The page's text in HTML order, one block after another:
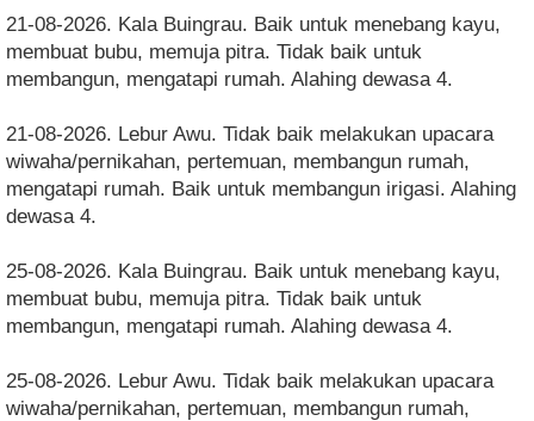
21-08-2026. Kala Buingrau. Baik untuk menebang kayu,
membuat bubu, memuja pitra. Tidak baik untuk
membangun, mengatapi rumah. Alahing dewasa 4.
21-08-2026. Lebur Awu. Tidak baik melakukan upacara
wiwaha/pernikahan, pertemuan, membangun rumah,
mengatapi rumah. Baik untuk membangun irigasi. Alahing
dewasa 4.
25-08-2026. Kala Buingrau. Baik untuk menebang kayu,
membuat bubu, memuja pitra. Tidak baik untuk
membangun, mengatapi rumah. Alahing dewasa 4.
25-08-2026. Lebur Awu. Tidak baik melakukan upacara
wiwaha/pernikahan, pertemuan, membangun rumah,